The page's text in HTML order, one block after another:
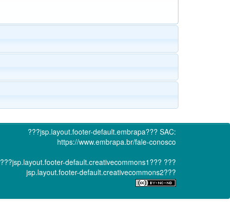
???jsp.layout.footer-default.embrapa??? SAC:
https://www.embrapa.br/fale-conosco
???jsp.layout.footer-default.creativecommons1??? ???
jsp.layout.footer-default.creativecommons2???